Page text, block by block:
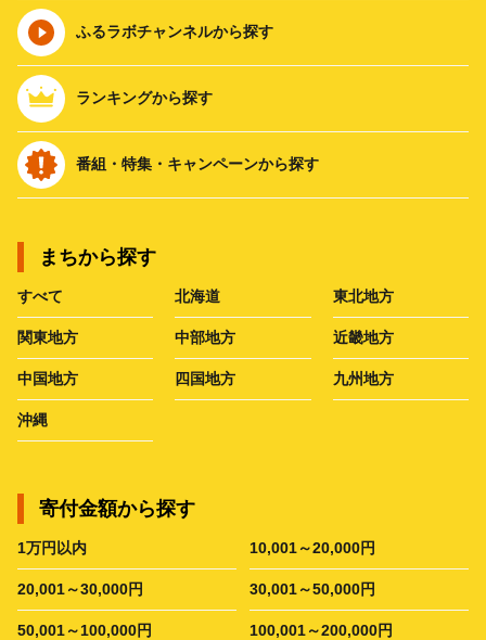
ふるラボチャンネルから探す
ランキングから探す
番組・特集・キャンペーンから探す
まちから探す
すべて 北海道 東北地方
関東地方 中部地方 近畿地方
中国地方 四国地方 九州地方
沖縄
寄付金額から探す
1万円以内 10,001～20,000円
20,001～30,000円 30,001～50,000円
50,001～100,000円 100,001～200,000円